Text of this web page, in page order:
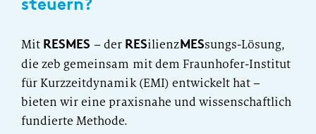
Mit RESMES– der RESilienzMESsungs-Lösung,
die zeb gemeinsam mit dem Fraunhofer-Institut
für Kurzzeitdynamik (EMI) entwickelt hat –
bieten wir eine praxisnahe und wissenschaftlich
fundierte Methode.